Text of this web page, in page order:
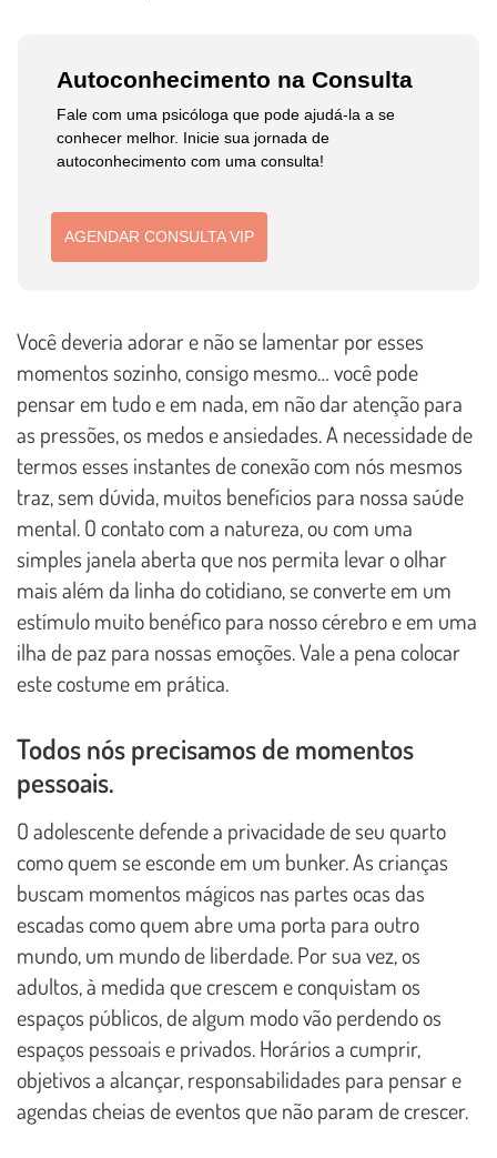
Autoconhecimento na Consulta
Fale com uma psicóloga que pode ajudá-la a se
conhecer melhor. Inicie sua jornada de
autoconhecimento com uma consulta!
AGENDAR CONSULTA VIP
Você deveria adorar e não se lamentar por esses
momentos sozinho, consigo mesmo… você pode
pensar em tudo e em nada, em não dar atenção para
as pressões, os medos e ansiedades. A necessidade de
termos esses instantes de conexão com nós mesmos
traz, sem dúvida, muitos benefícios para nossa saúde
mental. O contato com a natureza, ou com uma
simples janela aberta que nos permita levar o olhar
mais além da linha do cotidiano, se converte em um
estímulo muito benéfico para nosso cérebro e em uma
ilha de paz para nossas emoções. Vale a pena colocar
este costume em prática.
Todos nós precisamos de momentos
pessoais.
O adolescente defende a privacidade de seu quarto
como quem se esconde em um bunker. As crianças
buscam momentos mágicos nas partes ocas das
escadas como quem abre uma porta para outro
mundo, um mundo de liberdade. Por sua vez, os
adultos, à medida que crescem e conquistam os
espaços públicos, de algum modo vão perdendo os
espaços pessoais e privados. Horários a cumprir,
objetivos a alcançar, responsabilidades para pensar e
agendas cheias de eventos que não param de crescer.